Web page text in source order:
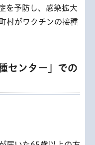
を予防し、感染拡大
村がワクチンの接種
センター」での